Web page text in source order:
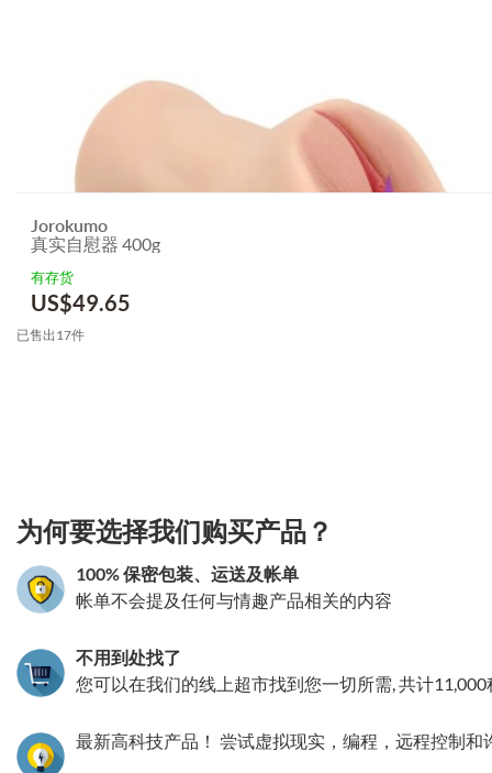
Jorokumo
真实自慰器 400g
有存货
US$49.65
已售出17件
为何要选择我们购买产品？
100% 保密包装、运送及帐单
帐单不会提及任何与情趣产品相关的内容
不用到处找了
您可以在我们的线上超市找到您一切所需, 共计11,000
最新高科技产品！ 尝试虚拟现实，编程，远程控制